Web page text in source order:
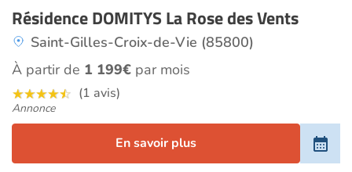
Résidence DOMITYS La Rose des Vents
Saint-Gilles-Croix-de-Vie (85800)
À partir de 1 199€ par mois
(1 avis)
Annonce
En savoir plus